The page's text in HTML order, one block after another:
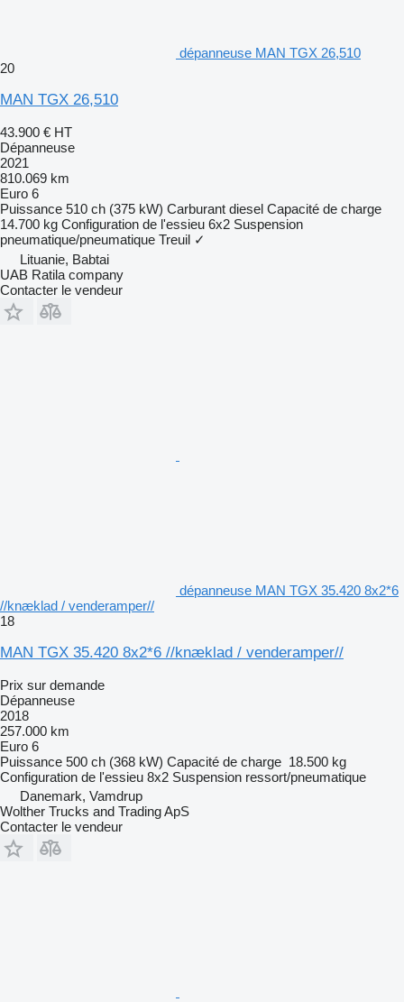
dépanneuse MAN TGX 26,510
20
MAN TGX 26,510
43.900 € HT
Dépanneuse
2021
810.069 km
Euro 6
Puissance 510 ch (375 kW) Carburant diesel Capacité de charge
14.700 kg Configuration de l'essieu 6x2 Suspension
pneumatique/pneumatique Treuil ✓
Lituanie, Babtai
UAB Ratila company
Contacter le vendeur
dépanneuse MAN TGX 35.420 8x2*6
//knæklad / venderamper//
18
MAN TGX 35.420 8x2*6 //knæklad / venderamper//
Prix sur demande
Dépanneuse
2018
257.000 km
Euro 6
Puissance 500 ch (368 kW) Capacité de charge 18.500 kg
Configuration de l'essieu 8x2 Suspension ressort/pneumatique
Danemark, Vamdrup
Wolther Trucks and Trading ApS
Contacter le vendeur